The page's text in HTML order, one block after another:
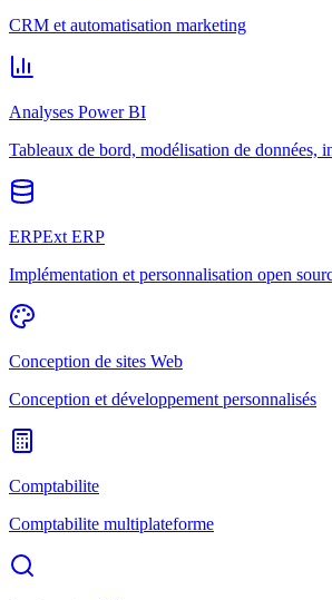
CRM et automatisation marketing
Analyses Power BI
Tableaux de bord, modélisation de données,
ERPExt ERP
Implémentation et personnalisation open
Conception de sites Web
Conception et développement personnalisés
Comptabilite
Comptabilite multiplateforme